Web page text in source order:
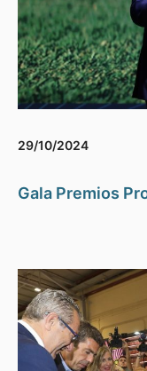
29/10/2024
Gala Premios